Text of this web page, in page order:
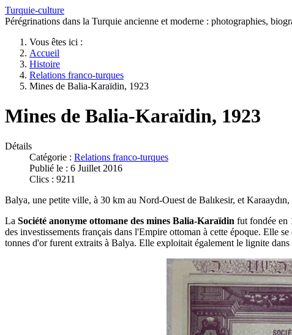
Turquie-culture
Pérégrinations dans la Turquie ancienne et moderne : photographies,
Vous êtes ici :
Accueil
Histoire
Relations franco-turques
Mines de Balia-Karaïdin, 1923
Mines de Balia-Karaïdin, 1923
Détails
Catégorie : Relations franco-turques
Publié le : 6 Juillet 2016
Clics : 9211
Balya, une petite ville, à 30 km au Nord-Ouest de Balıkesir, et
La Société anonyme ottomane des mines Balia-Karaïdin fut fondée en
des investissements français dans l'Empire ottoman à cette époque. Elle
tonnes d'or furent extraits à Balya. Elle exploitait également le lignite dans